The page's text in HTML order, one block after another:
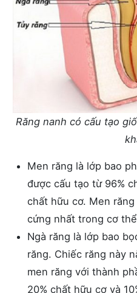
Răng nanh có cấu tạo
Men răng là lớp bao
được cấu tạo từ 96%
chất hữu cơ. Men
cứng nhất trong cơ
Ngà răng là lớp bao
răng. Chiếc răng này
men răng với thành
20% chất hữu cơ và